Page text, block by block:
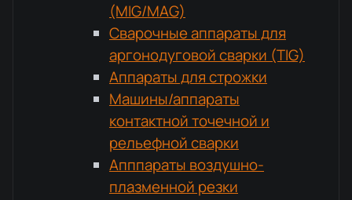
(MIG/MAG)
Сварочные аппараты для
аргонодуговой сварки (TIG)
Аппараты для строжки
Машины/аппараты
контактной точечной и
рельефной сварки
Апппараты воздушно-
плазменной резки